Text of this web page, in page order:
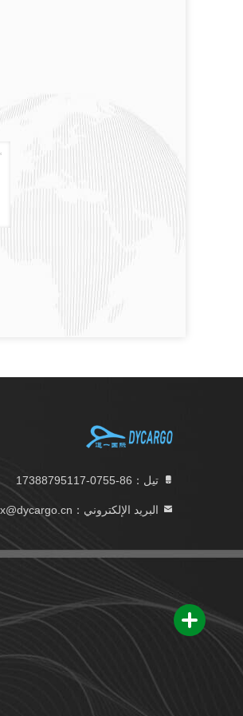
تيل：86-0755-17388795117
البريد الإلكتروني：Alex@dycargo.cn